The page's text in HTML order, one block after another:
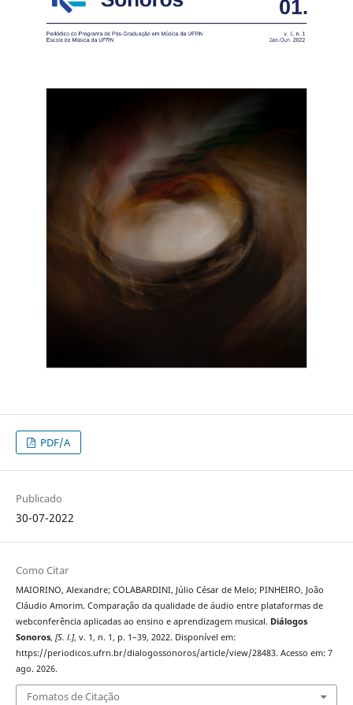
PDF/A
Publicado
30-07-2022
Como Citar
MAIORINO, Alexandre; COLABARDINI, Júlio César de Melo; PINHEIRO, João
Cláudio Amorim. Comparação da qualidade de áudio entre plataformas de
webconferência aplicadas ao ensino e aprendizagem musical. Diálogos
Sonoros, [S. l.], v. 1, n. 1, p. 1–39, 2022. Disponível em:
https://periodicos.ufrn.br/dialogossonoros/article/view/28483. Acesso em: 7
ago. 2026.
Fomatos de Citação